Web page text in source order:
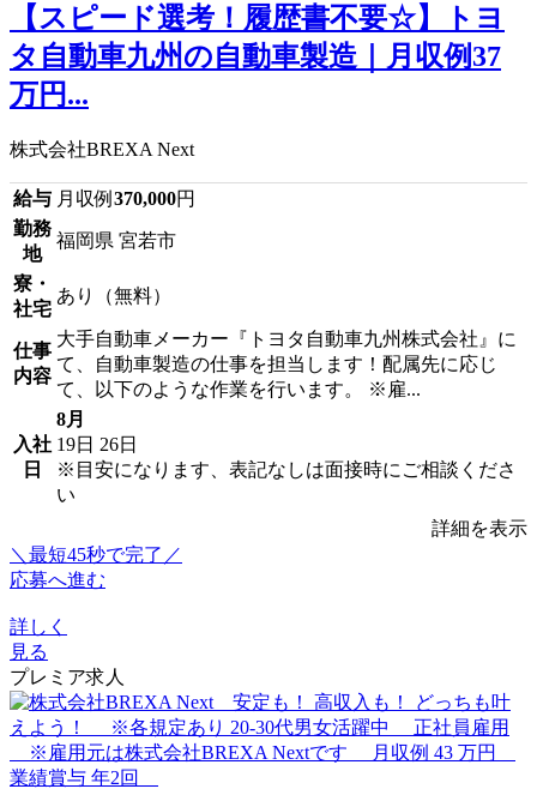
【スピード選考！履歴書不要☆】トヨ
タ自動車九州の自動車製造｜月収例37
万円...
株式会社BREXA Next
給与 月収例 370,000円
勤務
地
福岡県 宮若市
寮・
社宅
あり（無料）
仕事
内容
大手自動車メーカー『トヨタ自動車九州株式会社』に
て、自動車製造の仕事を担当します！配属先に応じ
て、以下のような作業を行います。 ※雇...
入社
日
8月
19日 26日
※目安になります、表記なしは面接時にご相談くださ
い
詳細を表示
＼最短45秒で完了／
応募へ進む
詳しく
見る
プレミア求人